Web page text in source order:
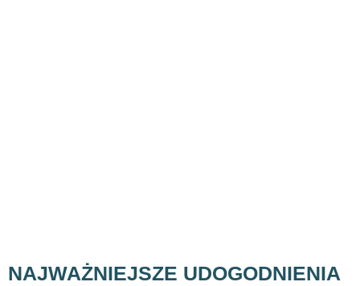
NAJWAŻNIEJSZE UDOGODNIENIA